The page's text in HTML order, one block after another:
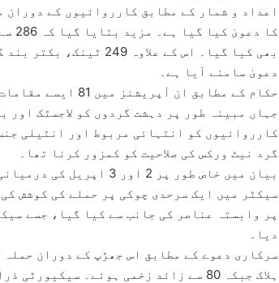
بھی کیا گیا۔ اس کے
دعویٰ سامنے آیا ہے۔
حکام کے مطابق
جہاں مبینہ طور پر دہشت گردوں کو لاجسٹک
کارروائیوں کو انتہائی مربوط اور انٹیلی
گرد نیٹ ورکس کی صلاحیت کو کمزور کرنا تھا۔
بیان میں خاص طور پر 2
سیکٹر میں ایک سرحدی چوکی پر حملے کی کوشش
پر وابستہ عناصر کی جانب سے کیا گیا، جسے
دیا۔
ہلاک جبکہ 80 سے زائد زخمی ہوئے۔